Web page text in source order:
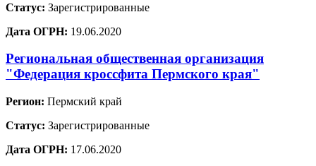
Статус: Зарегистрированные
Дата ОГРН: 19.06.2020
Региональная общественная организация
"Федерация кроссфита Пермского края"
Регион: Пермский край
Статус: Зарегистрированные
Дата ОГРН: 17.06.2020